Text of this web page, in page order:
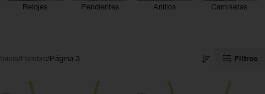
Relojes Pendientes Anillos Camisetas
Inicio Hombre Página 3 Filtros